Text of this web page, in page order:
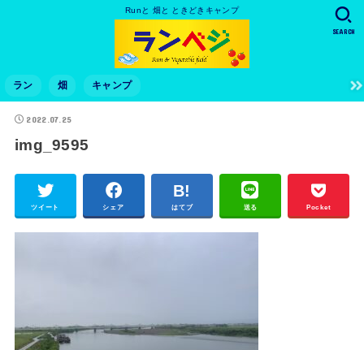
Runと 畑と ときどきキャンプ
ラン 畑 キャンプ
SEARCH
2022.07.25
img_9595
ツイート シェア はてブ 送る Pocket